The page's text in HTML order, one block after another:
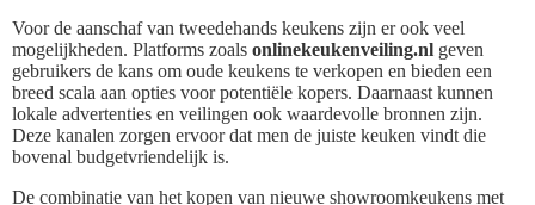
Voor de aanschaf van tweedehands keukens zijn er ook veel
mogelijkheden. Platforms zoals onlinekeukenveiling.nl geven
gebruikers de kans om oude keukens te verkopen en bieden een
breed scala aan opties voor potentiële kopers. Daarnaast kunnen
lokale advertenties en veilingen ook waardevolle bronnen zijn.
Deze kanalen zorgen ervoor dat men de juiste keuken vindt die
bovenal budgetvriendelijk is.
De combinatie van het kopen van nieuwe showroomkeukens met